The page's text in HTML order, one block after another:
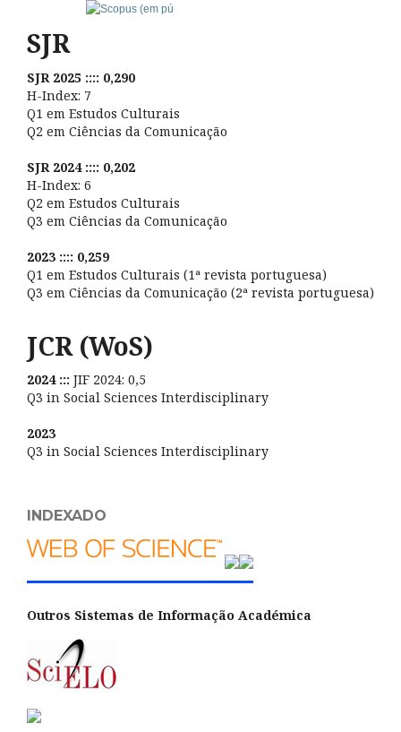
SJR
SJR 2025 :::: 0,290
H-Index: 7
Q1 em Estudos Culturais
Q2 em Ciências da Comunicação
SJR 2024 :::: 0,202
H-Index: 6
Q2 em Estudos Culturais
Q3 em Ciências da Comunicação
2023 :::: 0,259
Q1 em Estudos Culturais (1ª revista portuguesa)
Q3 em Ciências da Comunicação (2ª revista portuguesa)
JCR (WoS)
2024 ::: JIF 2024: 0,5
Q3 in Social Sciences Interdisciplinary
2023
Q3 in Social Sciences Interdisciplinary
INDEXADO
Outros Sistemas de Informação Académica